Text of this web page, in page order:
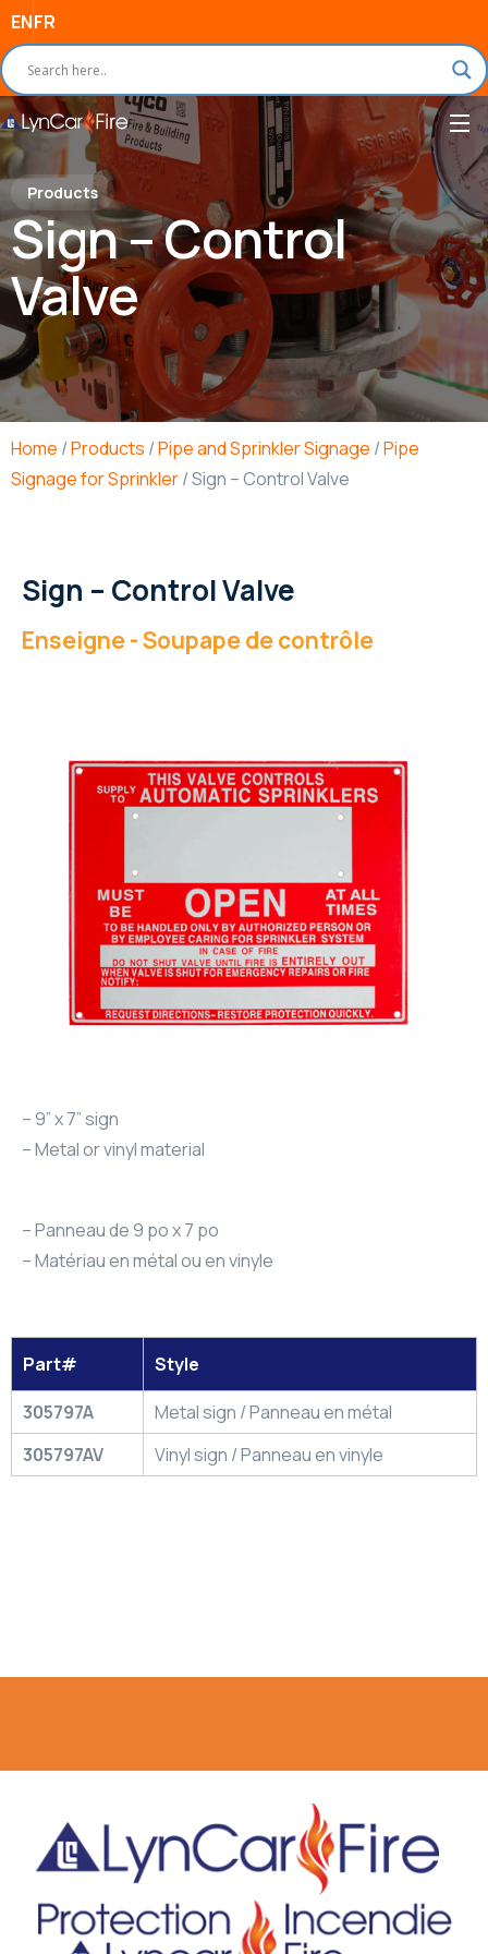
ENFR
Products
Sign – Control
Valve
Home /Products /Pipe and Sprinkler Signage /Pipe
Signage for Sprinkler/ Sign – Control Valve
Sign – Control Valve
Enseigne - Soupape de contrôle
– 9” x 7” sign
– Metal or vinyl material
– Panneau de 9 po x 7 po
– Matériau en métal ou en vinyle
Part#
Style
305797A
Metal sign / Panneau en métal
305797AV
Vinyl sign / Panneau en vinyle